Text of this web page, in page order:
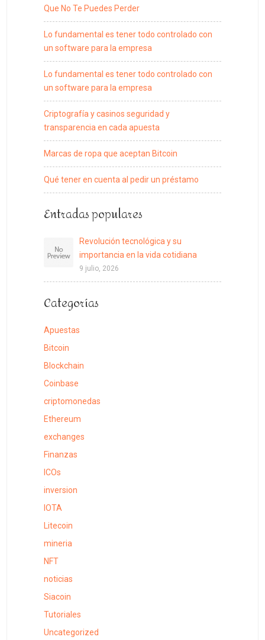
Que No Te Puedes Perder
Lo fundamental es tener todo controlado con
un software para la empresa
Lo fundamental es tener todo controlado con
un software para la empresa
Criptografía y casinos seguridad y
transparencia en cada apuesta
Marcas de ropa que aceptan Bitcoin
Qué tener en cuenta al pedir un préstamo
Entradas populares
Revolución tecnológica y su
importancia en la vida cotidiana
9 julio, 2026
Categorías
Apuestas
Bitcoin
Blockchain
Coinbase
criptomonedas
Ethereum
exchanges
Finanzas
ICOs
inversion
IOTA
Litecoin
mineria
NFT
noticias
Siacoin
Tutoriales
Uncategorized